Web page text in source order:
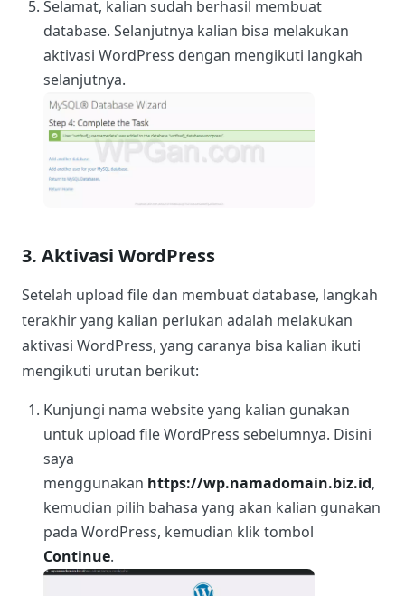
Selamat, kalian sudah berhasil membuat
database. Selanjutnya kalian bisa melakukan
aktivasi WordPress dengan mengikuti langkah
selanjutnya.
3. Aktivasi WordPress
Setelah upload file dan membuat database, langkah
terakhir yang kalian perlukan adalah melakukan
aktivasi WordPress, yang caranya bisa kalian ikuti
mengikuti urutan berikut:
Kunjungi nama website yang kalian gunakan
untuk upload file WordPress sebelumnya. Disini
saya
menggunakan https://wp.namadomain.biz.id,
kemudian pilih bahasa yang akan kalian gunakan
pada WordPress, kemudian klik tombol
Continue.